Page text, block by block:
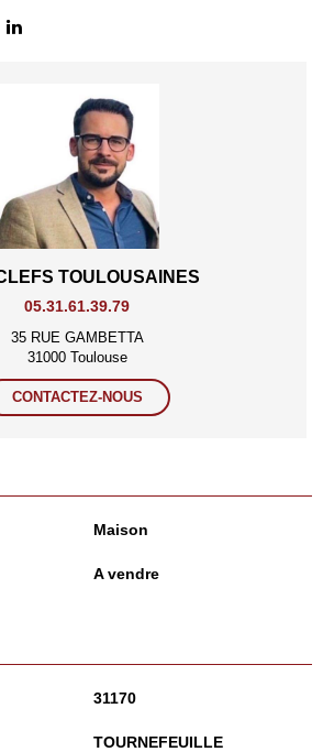
TOULOUSAINES
05.31.61.39.79
35 RUE GAMBETTA
31000 Toulouse
CONTACTEZ-NOUS
Maison
A vendre
31170
TOURNEFEUILLE